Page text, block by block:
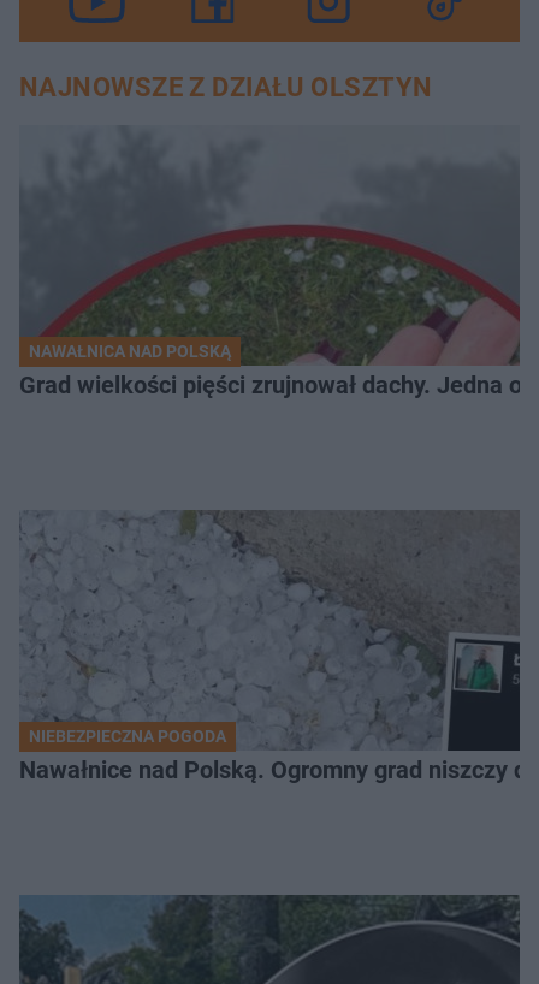
NAJNOWSZE Z DZIAŁU OLSZTYN
NAWAŁNICA NAD POLSKĄ
Grad wielkości pięści zrujnował dachy. Jedna
NIEBEZPIECZNA POGODA
Nawałnice nad Polską. Ogromny grad niszczy